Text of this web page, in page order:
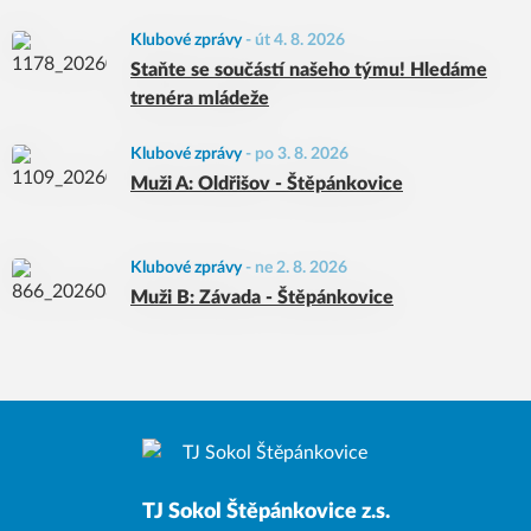
Klubové zprávy- út 4. 8. 2026
Staňte se součástí našeho týmu! Hledáme
trenéra mládeže
Klubové zprávy- po 3. 8. 2026
Muži A: Oldřišov - Štěpánkovice
Klubové zprávy- ne 2. 8. 2026
Muži B: Závada - Štěpánkovice
TJ Sokol Štěpánkovice z.s.